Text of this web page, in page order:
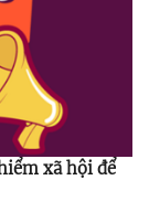
xã hội để